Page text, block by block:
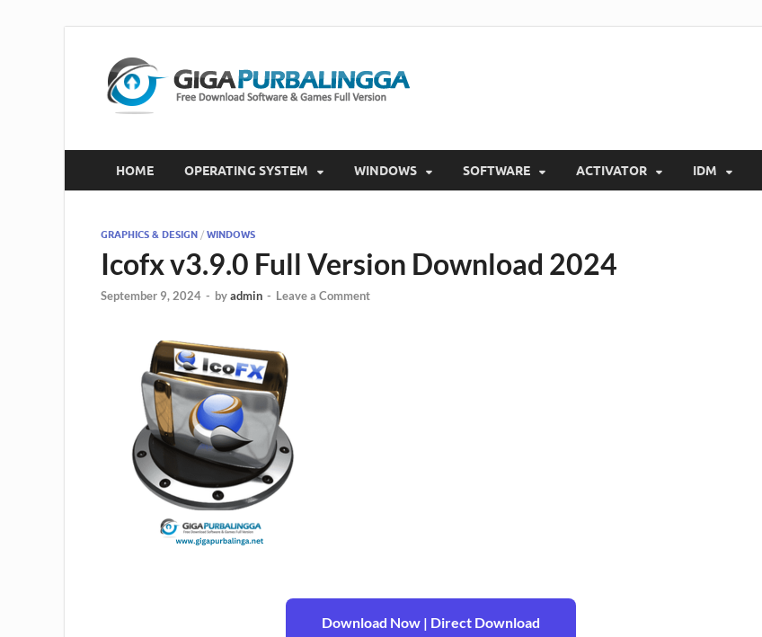
HOME OPERATING SYSTEM WINDOWS SOFTWARE ACTIVATOR IDM
GRAPHICS & DESIGN / WINDOWS
Icofx v3.9.0 Full Version Download 2024
September 9, 2024 - byadmin - Leave a Comment
Download Now | Direct Download